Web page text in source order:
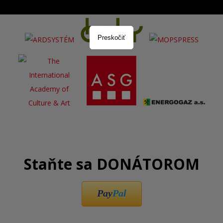
Staňte sa DONÁTOROM
PayPal
Preskočiť